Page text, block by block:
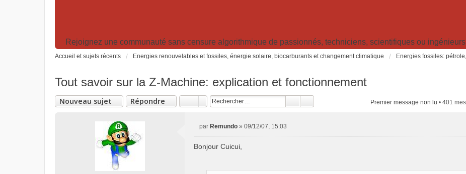
Rejoignez une communauté sans censure algorithmique de passionnés, techniciens, scientifiques ou
Accueil et sujets récents Energies renouvelables et fossiles, énergie solaire, biocarburants et changement climatique Energies fossiles:
Tout savoir sur la Z-Machine: explication et fonctionnement
Nouveau sujet Répondre Premier message non lu • 401
s
par Remundo » 09/12/07, 15:03
Bonjour Cuicui,